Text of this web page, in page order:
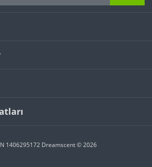
1406295172 Dreamscent © 2026